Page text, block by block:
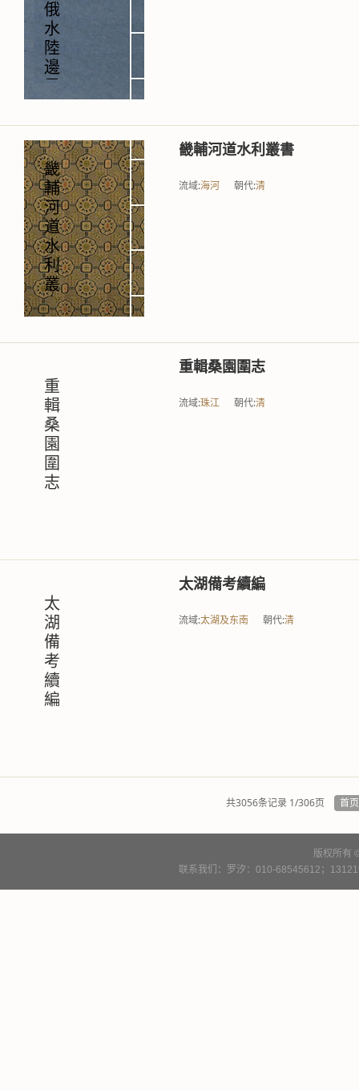
俄
水
陸
邊
説
畿
輔
河
道
水
利
叢
書
畿輔河道水利叢書
流域:海河 朝代:清
重
輯
桑
園
圍
志
重輯桑園圍志
流域:珠江 朝代:清
太
湖
備
考
續
編
太湖備考續編
流域:太湖及东南 朝代:清
共3056条记录 1/306页 首页
版权所有
联系我们：罗汐：010-68545612；